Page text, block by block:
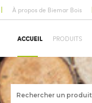
À propos de Biemar Bois
ACCUEIL PRODUITS